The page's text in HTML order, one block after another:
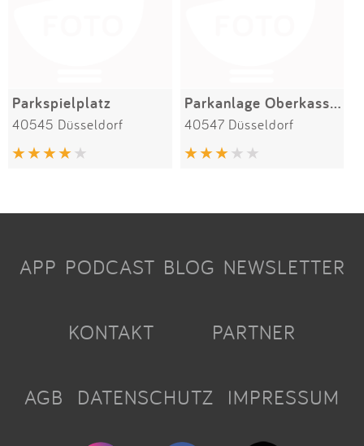
Parkspielplatz
40545 Düsseldorf
Parkanlage Oberkassel/Niederkassel
40547 Düsseldorf
APP PODCAST BLOG NEWSLETTER
KONTAKT PARTNER
AGB DATENSCHUTZ IMPRESSUM